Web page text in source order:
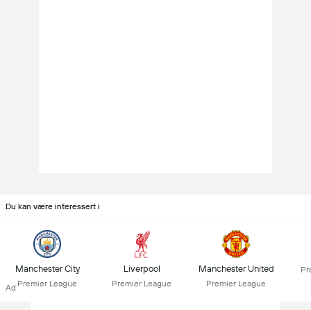
Du kan være interessert i
Manchester City
Premier League
Liverpool
Premier League
Manchester United
Premier League
Ad